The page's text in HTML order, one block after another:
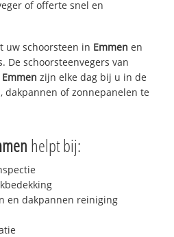
of offerte snel en
uw schoorsteen in Emmen en
De schoorsteenvegers van
Emmen zijn elke dag bij u in de
dakpannen of zonnepanelen te
helpt bij:
en dakpannen reiniging